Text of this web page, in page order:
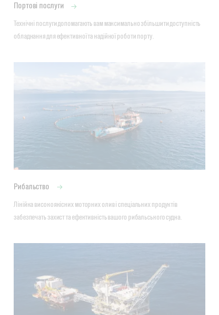
Портові послуги
Технічні послуги допомагають вам максимально збільшити доступність
обладнання для ефективної та надійної роботи порту.
Рибальство
Лінійка високоякісних моторних олив і спеціальних продуктів
забезпечать захист та ефективність вашого рибальського судна.